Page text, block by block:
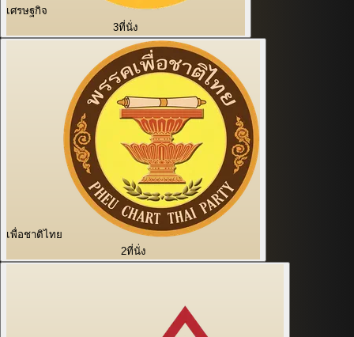
เศรษฐกิจ
3ที่นั่ง
เพื่อชาติไทย
2ที่นั่ง